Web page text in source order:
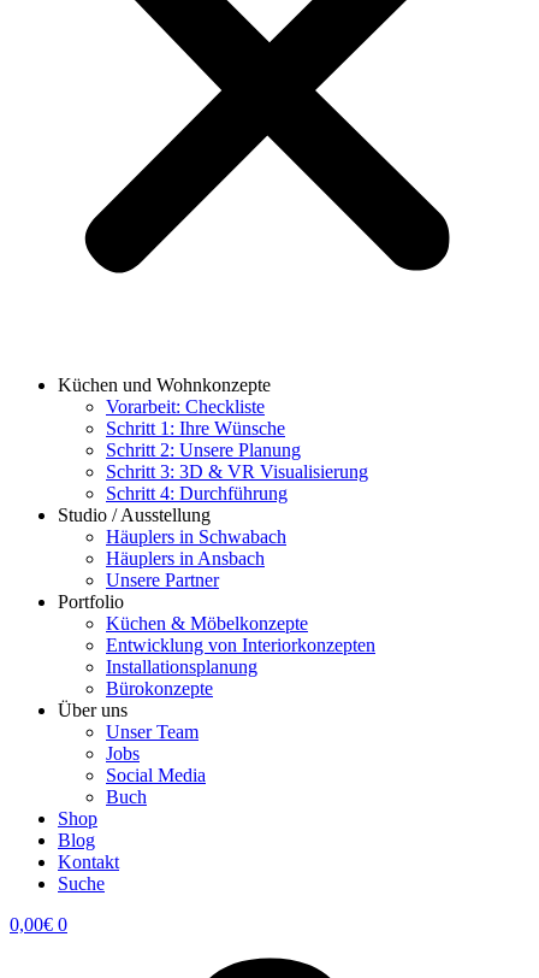
Küchen und Wohnkonzepte
Vorarbeit: Checkliste
Schritt 1: Ihre Wünsche
Schritt 2: Unsere Planung
Schritt 3: 3D & VR Visualisierung
Schritt 4: Durchführung
Studio / Ausstellung
Häuplers in Schwabach
Häuplers in Ansbach
Unsere Partner
Portfolio
Küchen & Möbelkonzepte
Entwicklung von Interiorkonzepten
Installationsplanung
Bürokonzepte
Über uns
Unser Team
Jobs
Social Media
Buch
Shop
Blog
Kontakt
Suche
0,00€ 0